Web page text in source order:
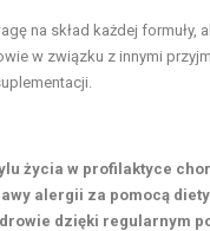
na skład każdej formuły,
w związku z innymi
życia w profilaktyce
alergii za pomocą
dzięki regularnym